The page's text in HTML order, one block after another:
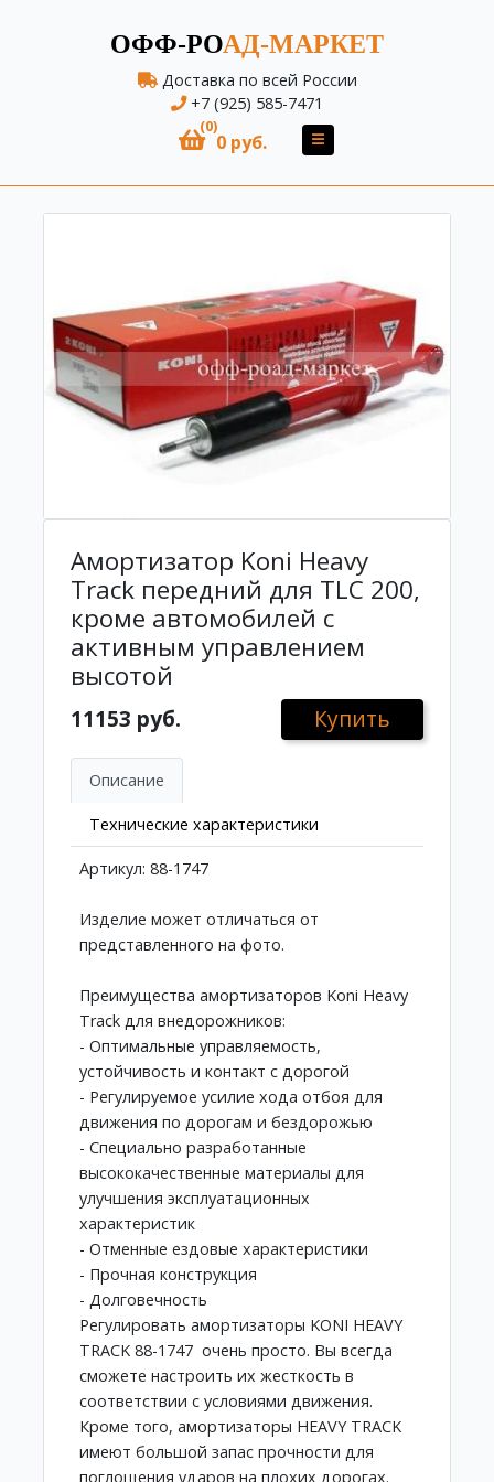
ОФФ-РОАД-МАРКЕТ
Доставка по всей России
+7 (925) 585-7471
(0)
0 руб.
Амортизатор Koni Heavy
Track передний для TLC 200,
кроме автомобилей с
активным управлением
высотой
11153 руб. Купить
Описание
Технические характеристики
Артикул: 88-1747
Изделие может отличаться от
представленного на фото.
Преимущества амортизаторов Koni Heavy
Track для внедорожников:
- Оптимальные управляемость,
устойчивость и контакт с дорогой
- Регулируемое усилие хода отбоя для
движения по дорогам и бездорожью
- Специально разработанные
высококачественные материалы для
улучшения эксплуатационных
характеристик
- Отменные ездовые характеристики
- Прочная конструкция
- Долговечность
Регулировать амортизаторы KONI HEAVY
TRACK 88-1747 очень просто. Вы всегда
сможете настроить их жесткость в
соответствии с условиями движения.
Кроме того, амортизаторы HEAVY TRACK
имеют большой запас прочности для
поглощения ударов на плохих дорогах.